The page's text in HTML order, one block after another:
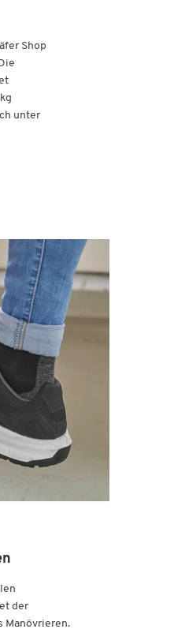
Shop
unter
der
Manövrieren.